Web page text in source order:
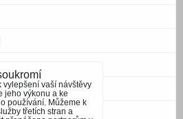
vylepšení vaší návštěvy
jeho výkonu a ke
používání. Můžeme k
třetích stran a